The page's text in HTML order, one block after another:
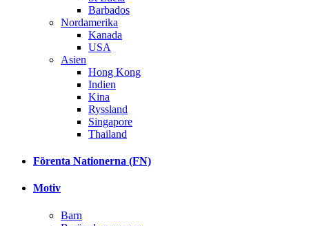
Barbados
Nordamerika
Kanada
USA
Asien
Hong Kong
Indien
Kina
Ryssland
Singapore
Thailand
Förenta Nationerna (FN)
Motiv
Barn